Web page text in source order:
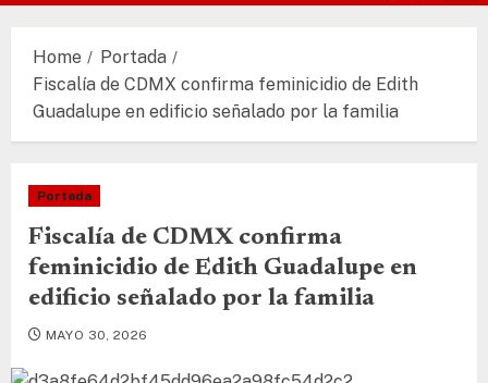
Home
Portada
Fiscalía de CDMX confirma feminicidio de Edith
Guadalupe en edificio señalado por la familia
Portada
Fiscalía de CDMX confirma
feminicidio de Edith Guadalupe en
edificio señalado por la familia
MAYO 30, 2026